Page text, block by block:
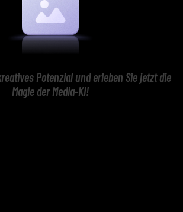
Potenzial und erleben Sie jetzt die
Magie der Media-KI!